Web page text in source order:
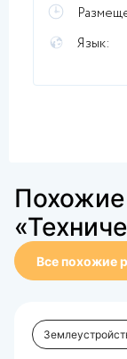
Язык:
Похожие
Все похожие